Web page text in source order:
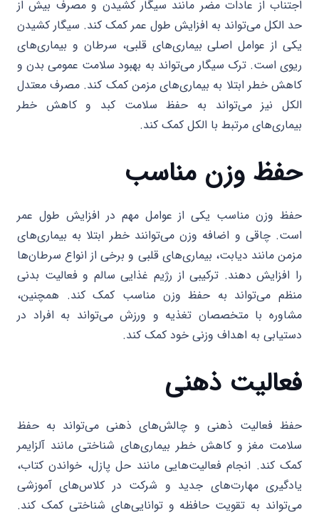
اجتناب از عادات مضر مانند سیگار کشیدن و مصرف بیش از
حد الکل می‌تواند به افزایش طول عمر کمک کند. سیگار کشیدن
یکی از عوامل اصلی بیماری‌های قلبی، سرطان و بیماری‌های
ریوی است. ترک سیگار می‌تواند به بهبود سلامت عمومی بدن و
کاهش خطر ابتلا به بیماری‌های مزمن کمک کند. مصرف معتدل
الکل نیز می‌تواند به حفظ سلامت کبد و کاهش خطر
بیماری‌های مرتبط با الکل کمک کند.
حفظ وزن مناسب
حفظ وزن مناسب یکی از عوامل مهم در افزایش طول عمر
است. چاقی و اضافه وزن می‌توانند خطر ابتلا به بیماری‌های
مزمن مانند دیابت، بیماری‌های قلبی و برخی از انواع سرطان‌ها
را افزایش دهند. ترکیبی از رژیم غذایی سالم و فعالیت بدنی
منظم می‌تواند به حفظ وزن مناسب کمک کند. همچنین،
مشاوره با متخصصان تغذیه و ورزش می‌تواند به افراد در
دستیابی به اهداف وزنی خود کمک کند.
فعالیت ذهنی
حفظ فعالیت ذهنی و چالش‌های ذهنی می‌تواند به حفظ
سلامت مغز و کاهش خطر بیماری‌های شناختی مانند آلزایمر
کمک کند. انجام فعالیت‌هایی مانند حل پازل، خواندن کتاب،
یادگیری مهارت‌های جدید و شرکت در کلاس‌های آموزشی
می‌تواند به تقویت حافظه و توانایی‌های شناختی کمک کند.